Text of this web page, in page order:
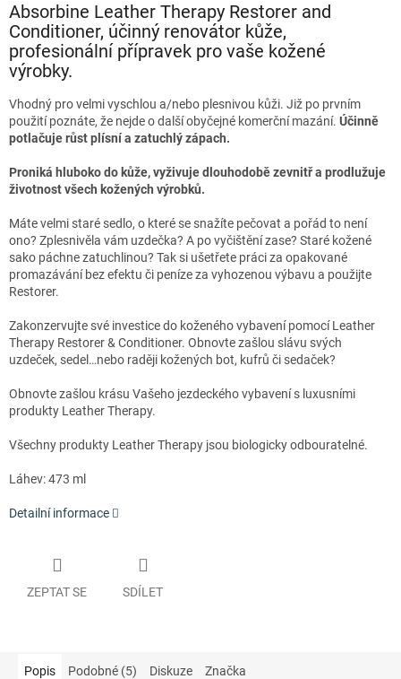
Absorbine Leather Therapy Restorer and
Conditioner, účinný renovátor kůže,
profesionální přípravek pro vaše kožené
výrobky.
Vhodný pro velmi vyschlou a/nebo plesnivou kůži. Již po prvním
použití poznáte, že nejde o další obyčejné komerční mazání. Účinně
potlačuje růst plísní a zatuchlý zápach.
Proniká hluboko do kůže, vyživuje dlouhodobě zevnitř a prodlužuje
životnost všech kožených výrobků.
Máte velmi staré sedlo, o které se snažíte pečovat a pořád to není
ono? Zplesnivěla vám uzdečka? A po vyčištění zase? Staré kožené
sako páchne zatuchlinou? Tak si ušetřete práci za opakované
promazávání bez efektu či peníze za vyhozenou výbavu a použijte
Restorer.
Zakonzervujte své investice do koženého vybavení pomocí Leather
Therapy Restorer & Conditioner. Obnovte zašlou slávu svých
uzdeček, sedel…nebo raději kožených bot, kufrů či sedaček?
Obnovte zašlou krásu Vašeho jezdeckého vybavení s luxusními
produkty Leather Therapy.
Všechny produkty Leather Therapy jsou biologicky odbouratelné.
Láhev: 473 ml
Detailní informace
ZEPTAT SE SDÍLET
Popis Podobné (5) Diskuze Značka